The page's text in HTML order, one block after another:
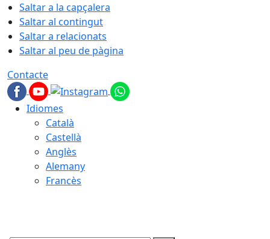
Saltar a la capçalera
Saltar al contingut
Saltar a relacionats
Saltar al peu de pàgina
Contacte
Idiomes
Català
Castellà
Anglès
Alemany
Francès